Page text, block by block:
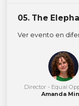
05. The
Ver evento en
Director - Equal
Amanda